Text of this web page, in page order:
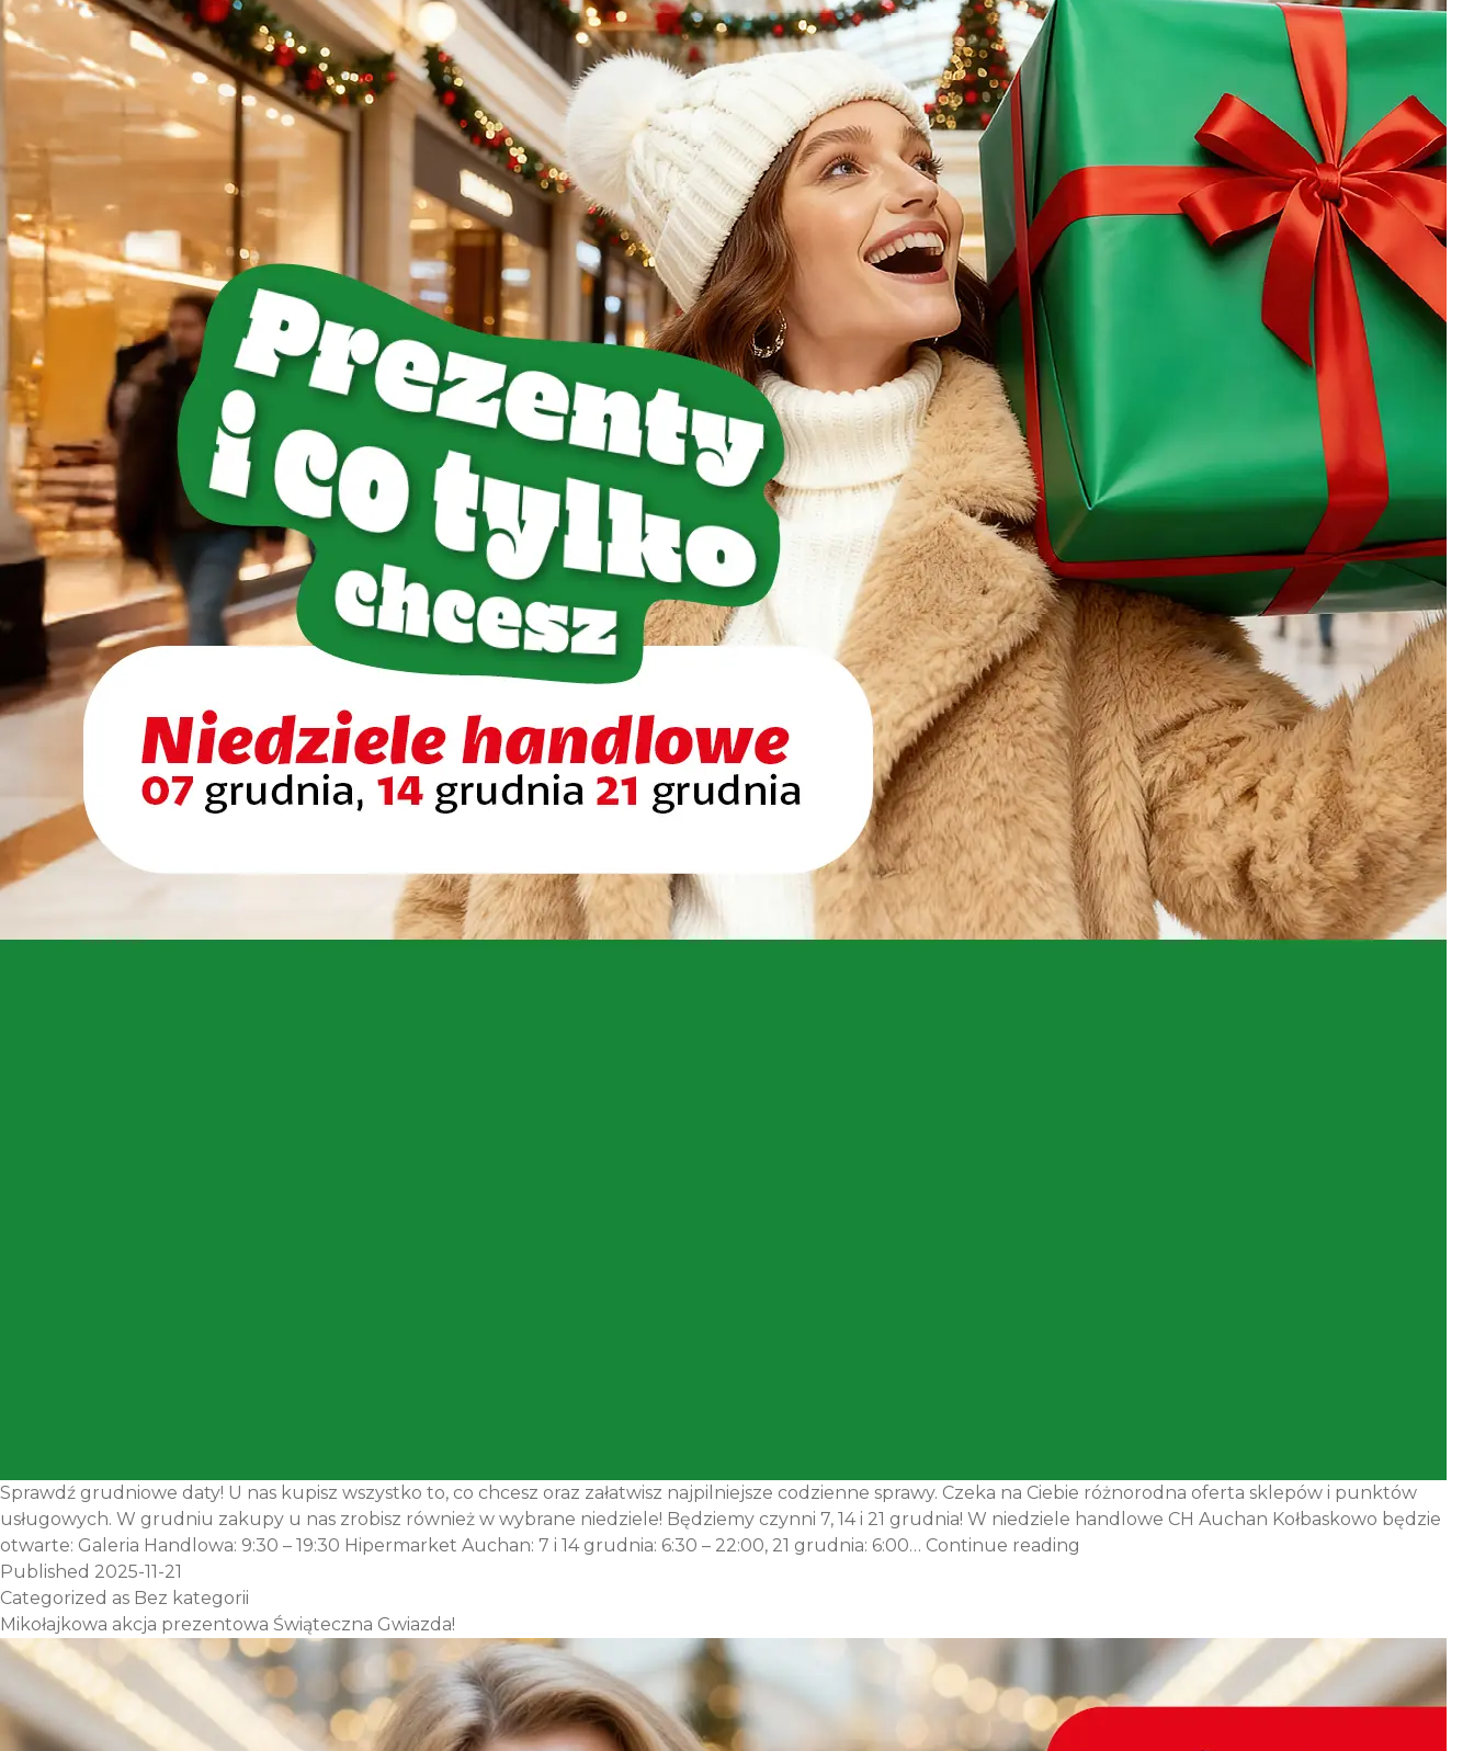
Sprawdź grudniowe daty! U nas kupisz wszystko to, co chcesz oraz załatwisz najpilniejsze codzienne sprawy. Czeka na Ciebie różnorodna oferta sklepów i punktów
usługowych. W grudniu zakupy u nas zrobisz również w wybrane niedziele! Będziemy czynni 7, 14 i 21 grudnia! W niedziele handlowe CH Auchan Kołbaskowo będzie
otwarte: Galeria Handlowa: 9:30 – 19:30 Hipermarket Auchan: 7 i 14 grudnia: 6:30 – 22:00, 21 grudnia: 6:00… Continue reading
Published 2025-11-21
Categorized as Bez kategorii
Mikołajkowa akcja prezentowa Świąteczna Gwiazda!